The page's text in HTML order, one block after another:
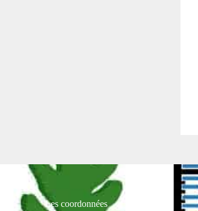
Les coordonnées